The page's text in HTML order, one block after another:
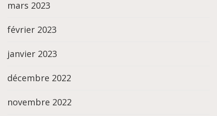
mars 2023
février 2023
janvier 2023
décembre 2022
novembre 2022